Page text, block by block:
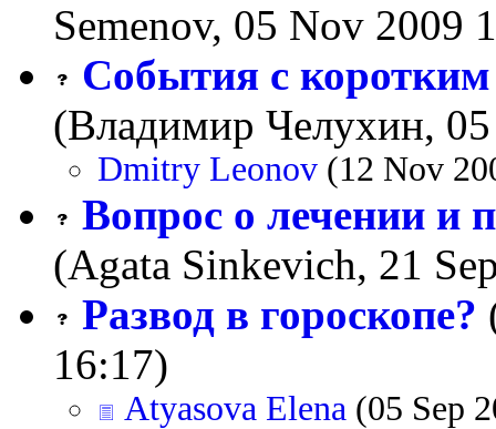
Semenov, 05 Nov 2009
События с
(Владимир Челухин,
Dmitry Leonov (12 Nov
Вопрос о лечении и
(Agata Sinkevich, 21
Развод в гороскопе?
16:17)
Atyasova Elena (05 Sep